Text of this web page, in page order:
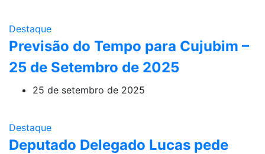
Destaque
Previsão do Tempo para Cujubim –
25 de Setembro de 2025
25 de setembro de 2025
Destaque
Deputado Delegado Lucas pede